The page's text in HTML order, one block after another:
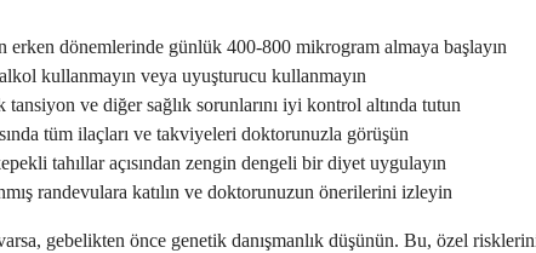
erken dönemlerinde günlük 400-800 mikrogram almaya başlayın
kullanmayın veya uyuşturucu kullanmayın
ve diğer sağlık sorunlarını iyi kontrol altında tutun
tüm ilaçları ve takviyeleri doktorunuzla görüşün
tahıllar açısından zengin dengeli bir diyet uygulayın
randevulara katılın ve doktorunuzun önerilerini izleyin
gebelikten önce genetik danışmanlık düşünün. Bu, özel